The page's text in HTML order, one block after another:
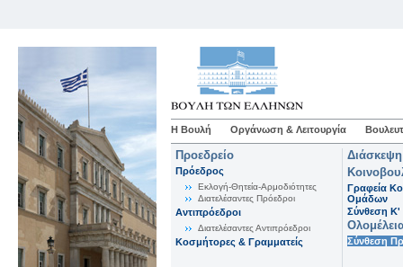
Η Βουλή Οργάνωση & Λειτουργία
Προεδρείο
Πρόεδρος
Εκλογή-Θητεία-Αρμοδιότητες
Διατελέσαντες Πρόεδροι
Αντιπρόεδροι
Διατελέσαντες Αντιπρόεδροι
Κοσμήτορες & Γραμματείς
Γραφεία
Ομάδων
Σύνθεση K'
Σύνθεση